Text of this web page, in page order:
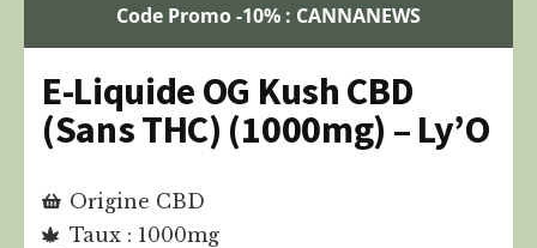
Code Promo -10% : CANNANEWS
E-Liquide OG Kush CBD
(Sans THC) (1000mg) – Ly’O
Origine CBD
Taux : 1000mg